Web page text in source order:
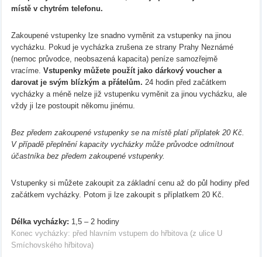
místě v chytrém telefonu.
Zakoupené vstupenky lze snadno vyměnit za vstupenky na jinou
vycházku. Pokud je vycházka zrušena ze strany Prahy Neznámé
(nemoc průvodce, neobsazená kapacita) peníze samozřejmě
vracíme. Vstupenky můžete použít jako dárkový voucher a
darovat je svým blízkým a přátelům. 24 hodin před začátkem
vycházky a méně nelze již vstupenku vyměnit za jinou vycházku, ale
vždy ji lze postoupit někomu jinému.
Bez předem zakoupené vstupenky se na místě platí příplatek 20 Kč.
V případě přeplnění kapacity vycházky může průvodce odmítnout
účastníka bez předem zakoupené vstupenky.
Vstupenky si můžete zakoupit za základní cenu až do půl hodiny před
začátkem vycházky. Potom ji lze zakoupit s příplatkem 20 Kč.
Délka vycházky: 1,5 – 2 hodiny
Konec vycházky: před hlavním vstupem do hřbitova (z ulice U
Smíchovského hřbitova)